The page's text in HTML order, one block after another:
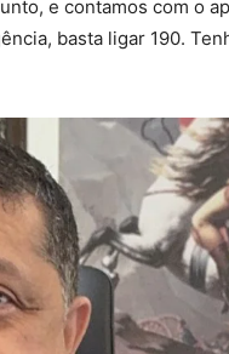
e contamos com o
basta ligar 190.